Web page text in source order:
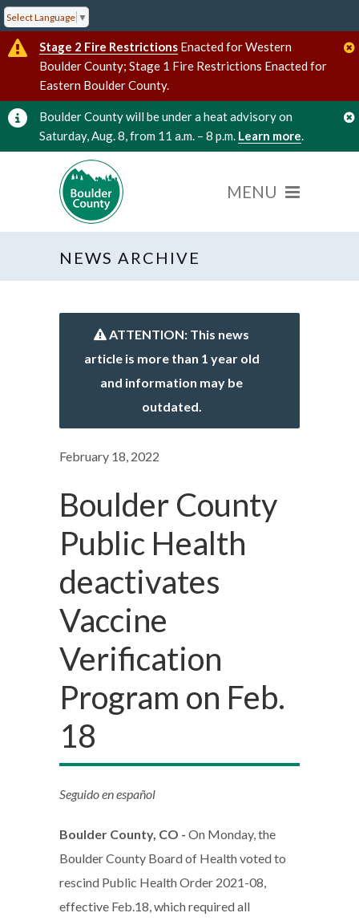
Select Language ▼
Stage 2 Fire Restrictions Enacted for Western
Boulder County; Stage 1 Fire Restrictions Enacted for
Eastern Boulder County.
Boulder County will be under a heat advisory on
Saturday, Aug. 8, from 11 a.m. – 8 p.m. Learn more.
NEWS ARCHIVE
ATTENTION: This news
article is more than 1 year old
and information may be
outdated.
February 18, 2022
Boulder County
Public Health
deactivates
Vaccine
Verification
Program on Feb.
18
Seguido en español
Boulder County, CO - On Monday, the
Boulder County Board of Health voted to
rescind Public Health Order 2021-08,
effective Feb.18, which required all